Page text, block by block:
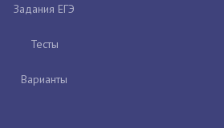
Задания ЕГЭ
Тесты
Варианты